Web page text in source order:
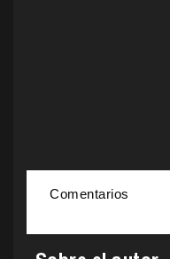
Comentarios